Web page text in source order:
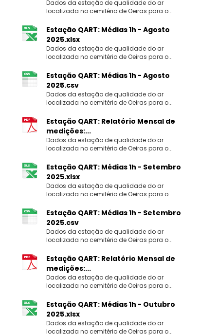
Dados da estação de qualidade do ar
localizada no cemitério de Oeiras para o...
Estação QART: Médias 1h - Agosto
2025.xlsx
Dados da estação de qualidade do ar
localizada no cemitério de Oeiras para o...
Estação QART: Médias 1h - Agosto
2025.csv
Dados da estação de qualidade do ar
localizada no cemitério de Oeiras para o...
Estação QART: Relatório Mensal de
medições:...
Dados da estação de qualidade do ar
localizada no cemitério de Oeiras para o...
Estação QART: Médias 1h - Setembro
2025.xlsx
Dados da estação de qualidade do ar
localizada no cemitério de Oeiras para o...
Estação QART: Médias 1h - Setembro
2025.csv
Dados da estação de qualidade do ar
localizada no cemitério de Oeiras para o...
Estação QART: Relatório Mensal de
medições:...
Dados da estação de qualidade do ar
localizada no cemitério de Oeiras para o...
Estação QART: Médias 1h - Outubro
2025.xlsx
Dados da estação de qualidade do ar
localizada no cemitério de Oeiras para o...